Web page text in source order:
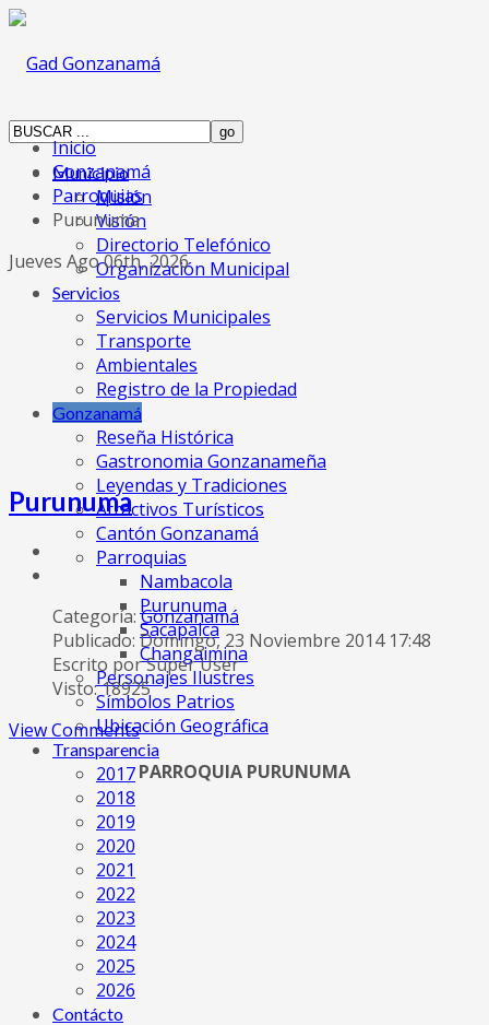
Municipio
Misión
Visión
Directorio Telefónico
Organización Municipal
Servicios
Servicios Municipales
Transporte
Ambientales
Registro de la Propiedad
Gonzanamá
Reseña Histórica
Gastronomia Gonzanameña
Leyendas y Tradiciones
Atractivos Turísticos
Cantón Gonzanamá
Parroquias
Nambacola
Purunuma
Sacapalca
Changaimina
Personajes Ilustres
Símbolos Patrios
Ubicación Geográfica
Transparencia
2017
2018
2019
2020
2021
2022
2023
2024
2025
2026
Contácto
Inicio
Gonzanamá
Parroquias
Purunuma
Jueves Ago 06th, 2026
Purunuma
Categoría:Gonzanamá
Publicado: Domingo, 23 Noviembre 2014 17:48
Escrito por Super User
Visto: 18925
View Comments
PARROQUIA PURUNUMA